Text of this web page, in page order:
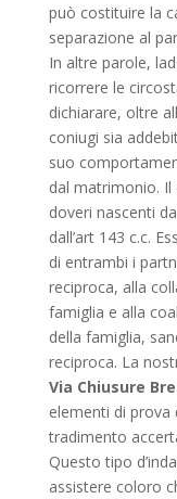
può costituire la
separazione al
In altre parole,
ricorrere le
dichiarare, oltre
coniugi sia
suo
dal matrimonio. Il
doveri nascenti
dall’art 143 c.c.
di entrambi i
reciproca, alla
famiglia e alla
della famiglia,
reciproca. La
Via Chiusure
elementi di prova
tradimento
Questo tipo
assistere coloro